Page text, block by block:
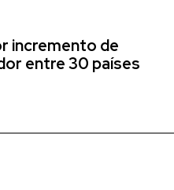
incremento de
entre 30 países